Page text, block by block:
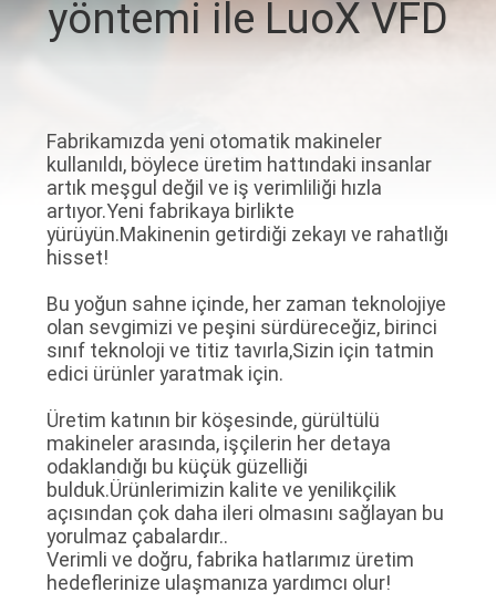
BIZIMLE
HABERLER
VAKALAR
BIR
TEKLIF
ISTEĞI
SITE
HARITASI
GIZLILIK
POLITIKASI
yöntemi ile LuoX VFD
Fabrikamızda yeni otomatik makineler
kullanıldı, böylece üretim hattındaki insanlar
artık meşgul değil ve iş verimliliği hızla
artıyor.Yeni fabrikaya birlikte
yürüyün.Makinenin getirdiği zekayı ve rahatlığı
hisset!
Bu yoğun sahne içinde, her zaman teknolojiye
olan sevgimizi ve peşini sürdüreceğiz, birinci
sınıf teknoloji ve titiz tavırla,Sizin için tatmin
edici ürünler yaratmak için.
Üretim katının bir köşesinde, gürültülü
makineler arasında, işçilerin her detaya
odaklandığı bu küçük güzelliği
bulduk.Ürünlerimizin kalite ve yenilikçilik
açısından çok daha ileri olmasını sağlayan bu
yorulmaz çabalardır..
Verimli ve doğru, fabrika hatlarımız üretim
hedeflerinize ulaşmanıza yardımcı olur!